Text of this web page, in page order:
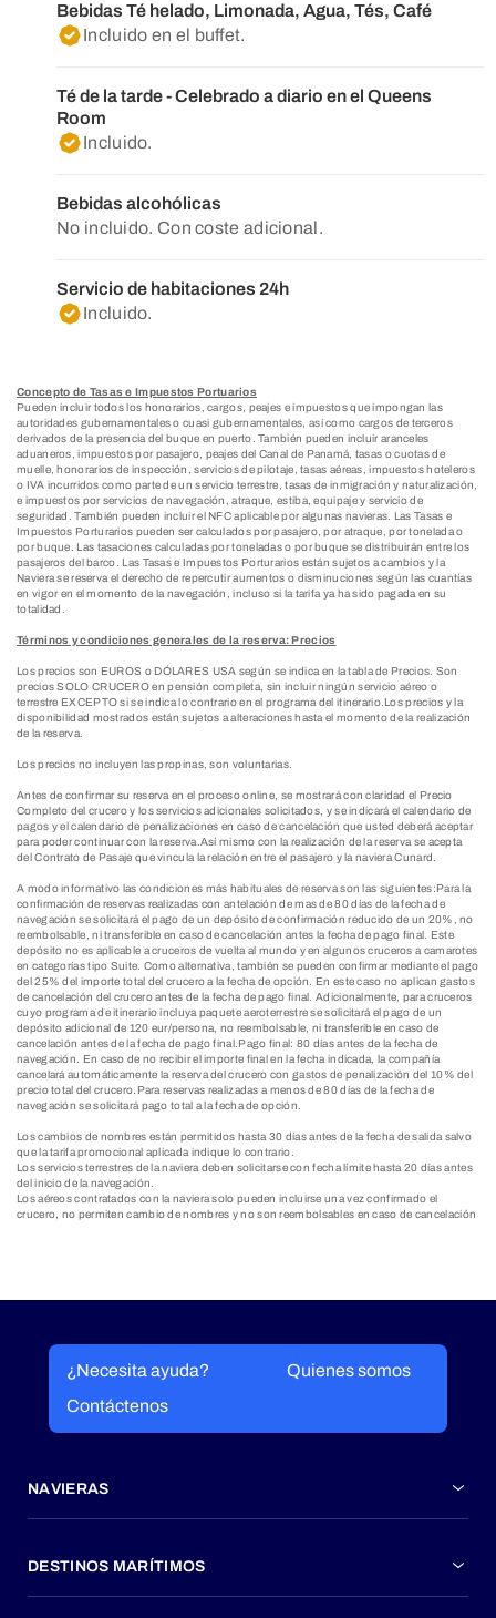
Bebidas Té helado, Limonada, Agua, Tés, Café
Incluido en el buffet.
Té de la tarde - Celebrado a diario en el Queens
Room
Incluido.
Bebidas alcohólicas
No incluido. Con coste adicional.
Servicio de habitaciones 24h
Incluido.
Concepto de Tasas e Impuestos Portuarios
Pueden incluir todos los honorarios, cargos, peajes e impuestos que impongan las
autoridades gubernamentales o cuasi gubernamentales, así como cargos de terceros
derivados de la presencia del buque en puerto. También pueden incluir aranceles
aduaneros, impuestos por pasajero, peajes del Canal de Panamá, tasas o cuotas de
muelle, honorarios de inspección, servicios de pilotaje, tasas aéreas, impuestos hoteleros
o IVA incurridos como parte de un servicio terrestre, tasas de inmigración y naturalización,
e impuestos por servicios de navegación, atraque, estiba, equipaje y servicio de
seguridad. También pueden incluir el NFC aplicable por algunas navieras. Las Tasas e
Impuestos Porturarios pueden ser calculados por pasajero, por atraque, por tonelada o
por buque. Las tasaciones calculadas por toneladas o por buque se distribuirán entre los
pasajeros del barco. Las Tasas e Impuestos Porturarios están sujetos a cambios y la
Naviera se reserva el derecho de repercutir aumentos o disminuciones según las cuantías
en vigor en el momento de la navegación, incluso si la tarifa ya ha sido pagada en su
totalidad.
Términos y condiciones generales de la reserva: Precios
Los precios son EUROS o DÓLARES USA según se indica en la tabla de Precios. Son
precios SOLO CRUCERO en pensión completa, sin incluir ningún servicio aéreo o
terrestre EXCEPTO si se indica lo contrario en el programa del itinerario.Los precios y la
disponibilidad mostrados están sujetos a alteraciones hasta el momento de la realización
de la reserva.
Los precios no incluyen las propinas, son voluntarias.
Antes de confirmar su reserva en el proceso online, se mostrará con claridad el Precio
Completo del crucero y los servicios adicionales solicitados, y se indicará el calendario de
pagos y el calendario de penalizaciones en caso de cancelación que usted deberá aceptar
para poder continuar con la reserva.Así mismo con la realización de la reserva se acepta
del Contrato de Pasaje que vincula la relación entre el pasajero y la naviera Cunard.
A modo informativo las condiciones más habituales de reserva son las siguientes:Para la
confirmación de reservas realizadas con antelación de mas de 80 días de la fecha de
navegación se solicitará el pago de un depósito de confirmación reducido de un 20%, no
reembolsable, ni transferible en caso de cancelación antes la fecha de pago final. Este
depósito no es aplicable a cruceros de vuelta al mundo y en algunos cruceros a camarotes
en categorías tipo Suite. Como alternativa, también se pueden confirmar mediante el pago
del 25% del importe total del crucero a la fecha de opción. En este caso no aplican gastos
de cancelación del crucero antes de la fecha de pago final. Adicionalmente, para cruceros
cuyo programa de itinerario incluya paquete aeroterrestre se solicitará el pago de un
depósito adicional de 120 eur/persona, no reembolsable, ni transferible en caso de
cancelación antes de la fecha de pago final.Pago final: 80 días antes de la fecha de
navegación. En caso de no recibir el importe final en la fecha indicada, la compañía
cancelará automáticamente la reserva del crucero con gastos de penalización del 10% del
precio total del crucero.Para reservas realizadas a menos de 80 días de la fecha de
navegación se solicitará pago total a la fecha de opción.
Los cambios de nombres están permitidos hasta 30 días antes de la fecha de salida salvo
que la tarifa promocional aplicada indique lo contrario.
Los servicios terrestres de la naviera deben solicitarse con fecha límite hasta 20 días antes
del inicio de la navegación.
Los aéreos contratados con la naviera solo pueden incluirse una vez confirmado el
crucero, no permiten cambio de nombres y no son reembolsables en caso de cancelación
¿Necesita ayuda?
Quienes somos
Contáctenos
NAVIERAS
DESTINOS MARÍTIMOS